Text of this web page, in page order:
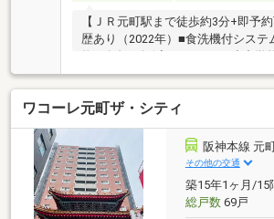
【ＪＲ元町駅まで徒歩約3分+即予
歴あり（2022年）■食洗機付システ
物の負担を軽減できますね■小中学
にありお子様の登下校にも安心の距
ワコーレ元町ザ・シティ
阪神本線 元
その他の交通
築15年1ヶ月/15
総戸数69戸